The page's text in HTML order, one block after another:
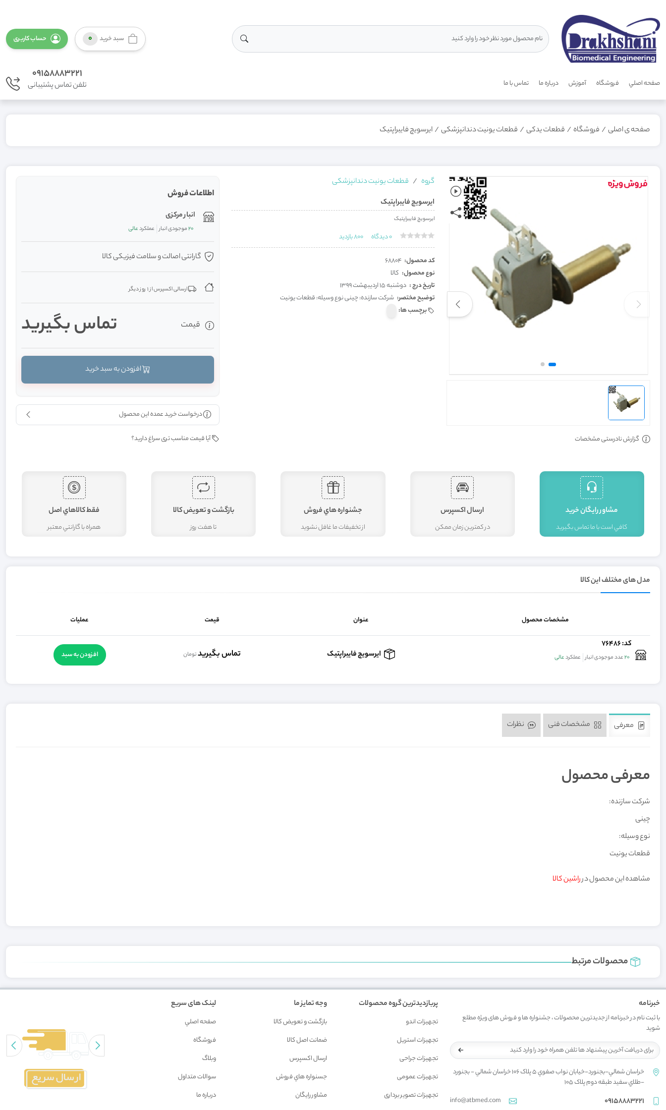
سبد خرید 0 حساب کاربری
صفحه اصلي فروشگاه آموزش درباره ما تماس با ما
09158883221
تلفن تماس پشتیبانی
صفحه ی اصلی / فروشگاه / قطعات یدکی / قطعات یونیت دندانپزشکی / ایرسویچ فایبراپتیک
گزارش نادرستی مشخصات
گروه
قطعات یونیت دندانپزشکی
ایرسویچ فایبراپتیک
ایرسویچ فایبراپتیک
0دیدگاه 800بازدید
کد محصول: 68804
نوع محصول: کالا
تاریخ درج : دوشنبه 15 اردیبهشت 1399
توضیح مختصر: شرکت سازنده: چینی نوع وسیله: قطعات یونیت
برچسب ها:
اطلاعات فروش
انبار مرکزی
20موجودی انبار عملکردعالی
گارانتی اصالت و سلامت فیزیکی کالا
ارسالی اکسپرس از 1 روز دیگر
قیمت تماس بگیرید
درخواست خرید عمده این محصول
آیا قیمت مناسب تری سراغ دارید؟
مشاور رايگان خريد
کافي است با ما تماس بگيريد
ارسال اکسپرس
در کمترين زمان ممکن
جشنواره هاي فروش
از تخفيفات ما غافل نشويد
بازگشت و تعويض کالا
تا هفت روز
فقط کالاهاي اصل
همراه با گارانتي معتبر
مدل های مختلف این کالا
مشخصات محصول عنوان قیمت عملیات
کد: 76486
20عدد موجودی انبار عملکردعالی ایرسویچ فایبراپتیک تماس بگیریدتومان افزودن به سبد
معرفی
معرفی محصول
شرکت سازنده:
چینی
نوع وسیله:
قطعات یونیت
مشاهده این محصول درراشین کالا
محصولات مرتبط
خبرنامه
با ثبت نام در خبرنامه از جدیدترین محصولات ، جشنواره ها و فروش های ویژه مطلع
شوید
خراسان شمالي-بجنورد-خيابان نواب صفوي 5 پلاک 106 خراسان شمالي - بجنورد
-طلاي سفيد طبقه دوم پلاک 105
09158883221
info@atbmed.com
پربازدیدترین گروه محصولات
تجهیزات اندو
تجهیزات استریل
تجهیزات جراحی
تجهیزات عمومی
تجهیزات تصویر برداری
وجه تمایز ما
بازگشت و تعويض کالا
ضمانت اصل کالا
ارسال اکسپرس
جسنواره هاي فروش
مشاور رايگان
لینک های سریع
صفحه اصلي
فروشگاه
وبلاگ
سوالات متداول
درباره ما